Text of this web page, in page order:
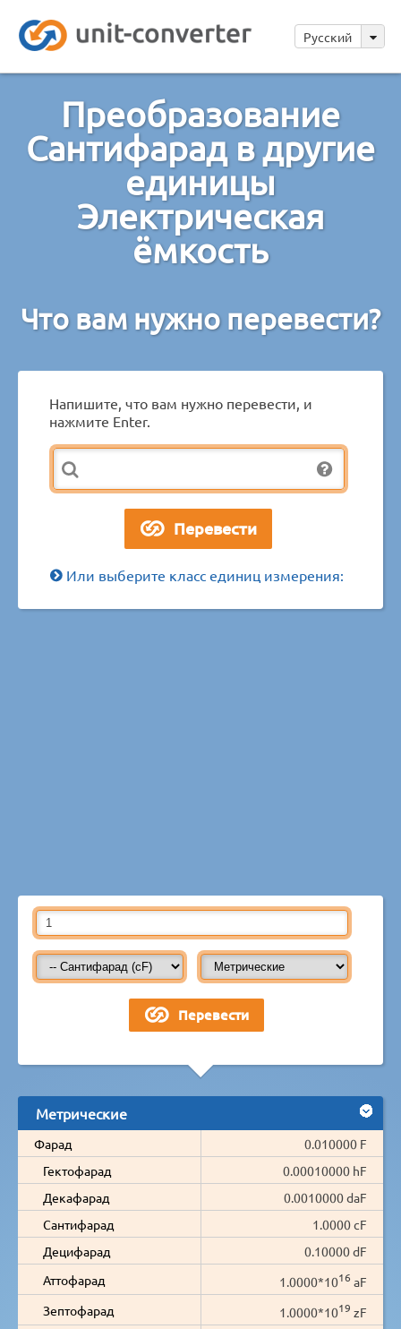
Русский
Преобразование
Сантифарад в другие
единицы
Электрическая
ёмкость
Что вам нужно перевести?
Напишите, что вам нужно перевести, и
нажмите Enter.
Или выберите класс единиц измерения:
Метрические
Фарад
0.010000 F
Гектофарад
0.00010000 hF
Декафарад
0.0010000 daF
Сантифарад
1.0000 cF
Децифарад
0.10000 dF
Аттофарад
1.0000*1016 aF
Зептофарад
1.0000*1019 zF